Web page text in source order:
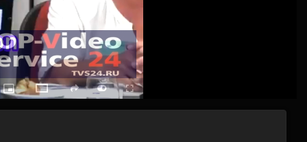
Picture-
in-
Switch
to
social autoplay
Fullscreen